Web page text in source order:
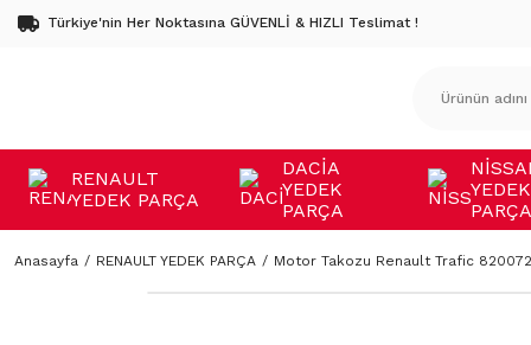
Türkiye'nin Her Noktasına GÜVENLİ & HIZLI Teslimat !
RENAULT
YEDEK PARÇA
DACİA
YEDEK
PARÇA
YEDEK
PARÇA
Anasayfa RENAULT YEDEK PARÇA Motor Takozu Renault Trafic